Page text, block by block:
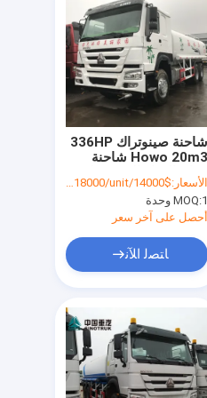
شاحنة صينوتراك 336HP
Howo 20m3 شاحنة
خزان المياه المستعملة
الأسعار:$14000/unit-$18000/unit
MOQ:1 وحدة
أحصل على آخر سعر
ﺎﺘﺼﻟ ﺍﻶﻧ